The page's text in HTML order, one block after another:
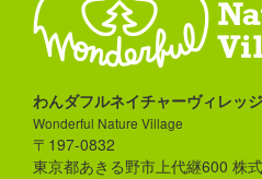
わんダフルネイチャーヴィレッジ
Wonderful Nature Village
〒197-0832
東京都あきる野市上代継600 株